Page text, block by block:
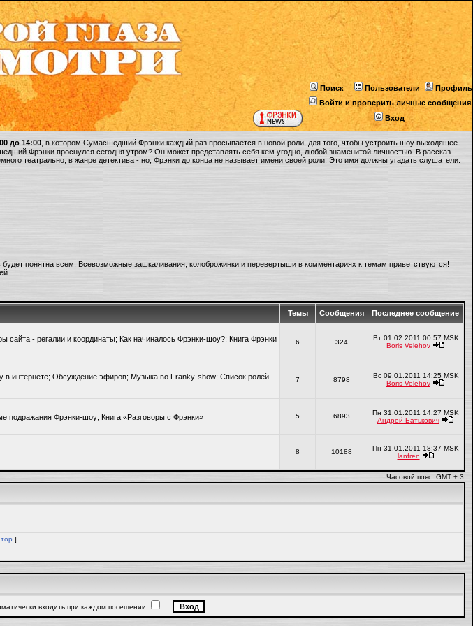
Поиск Пользователи
Профиль
Войти и проверить личные сообщения
Вход
до 14:00 , в котором Сумасшедший Фрэнки каждый раз просыпается в новой роли, для того, чтобы устроить шоу выходящее
Фрэнки проснулся сегодня утром? Он может представлять себя кем угодно, любой знаменитой личностью. В рассказ
театрально, в жанре детектива - но, Фрэнки до конца не называет имени своей роли. Это имя должны угадать слушатели.
понятна всем. Всевозможные зашкаливания, колоброжинки и перевертыши в комментариях к темам приветствуются!
Темы Сообщения Последнее сообщение
сайта - регалии и координаты; Как начиналось Фрэнки-шоу?; Книга Фрэнки
6 324
Вт 01.02.2011 00:57 MSK
Boris Velehov
в интернете; Обсуждение эфиров; Музыка во Franky-show; Список ролей
7 8798
Вс 09.01.2011 14:25 MSK
Boris Velehov
подражания Фрэнки-шоу; Книга «Разговоры с Фрэнки» 5 6893
Пн 31.01.2011 14:27 MSK
Андрей Батькович
8 10188
Пн 31.01.2011 18:37 MSK
lanfren
Часовой пояс: GMT + 3
]
входить при каждом посещении